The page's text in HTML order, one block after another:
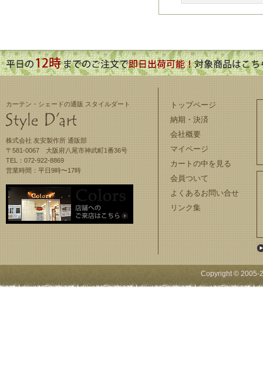
カーテン・シェードの通販 スタイルダート
株式会社 友安製作所 通販部
〒581-0067 大阪府八尾市神武町1番36号
TEL：072-922-8869
営業時間：平日9時〜17時
トップページ
納期・決済
会社概要
マイページ
カートの中を見る
会員ついて
よくあるお問い合せ
リンク集
Copyright © 2005-